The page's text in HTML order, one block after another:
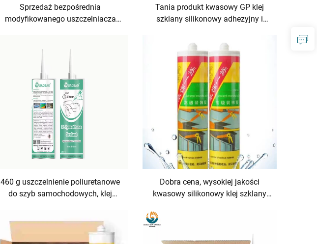
Sprzedaż bezpośrednia
modyfikowanego uszczelniacza
uszczelniających
Tania produkt kwasowy GP klej
szklany silikonowy adhezyjny i
460 g uszczelnienie poliuretanowe
do szyb samochodowych, klej
Dobra cena, wysokiej jakości
kwasowy silikonowy klej szklany